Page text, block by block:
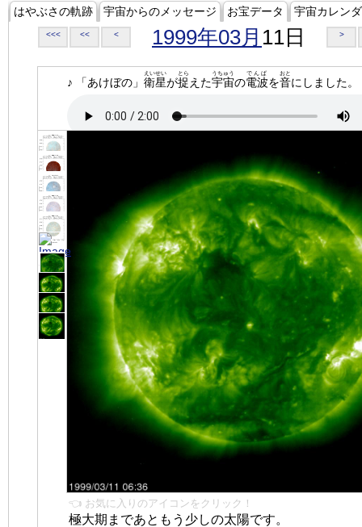
はやぶさの軌跡 宇宙からのメッセージ お宝データ 宇宙カレン
<<< << < 1999年03月 11日 >
♪ 「あけぼの」 衛星
えいせい
が捉
とら
えた宇宙
うちゅう
の電波
でんぱ
を音
おと
にしました。
👈 お気に入りのアイコンをクリック！
極大期まであともう少しの太陽です。